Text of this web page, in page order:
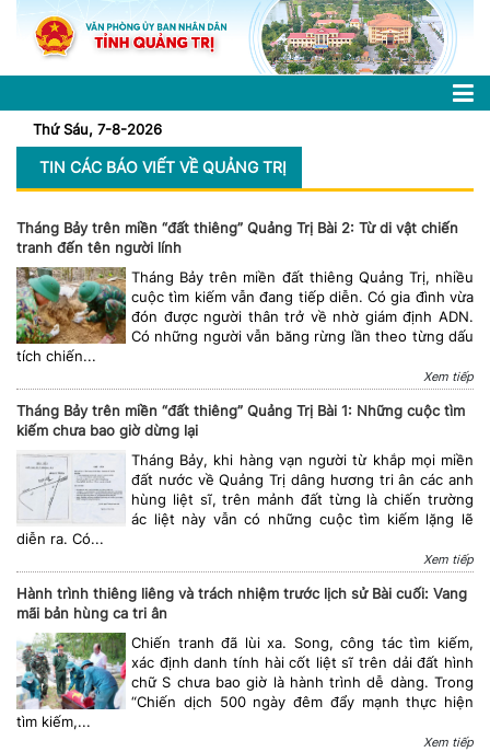
Thứ Sáu, 7-8-2026
TIN CÁC BÁO VIẾT VỀ QUẢNG TRỊ
Tháng Bảy trên miền “đất thiêng” Quảng Trị Bài 2: Từ di vật chiến
tranh đến tên người lính
Tháng Bảy trên miền đất thiêng Quảng Trị, nhiều
cuộc tìm kiếm vẫn đang tiếp diễn. Có gia đình vừa
đón được người thân trở về nhờ giám định ADN.
Có những người vẫn băng rừng lần theo từng dấu
tích chiến...
Xem tiếp
Tháng Bảy trên miền “đất thiêng” Quảng Trị Bài 1: Những cuộc tìm
kiếm chưa bao giờ dừng lại
Tháng Bảy, khi hàng vạn người từ khắp mọi miền
đất nước về Quảng Trị dâng hương tri ân các anh
hùng liệt sĩ, trên mảnh đất từng là chiến trường
ác liệt này vẫn có những cuộc tìm kiếm lặng lẽ
diễn ra. Có...
Xem tiếp
Hành trình thiêng liêng và trách nhiệm trước lịch sử Bài cuối: Vang
mãi bản hùng ca tri ân
Chiến tranh đã lùi xa. Song, công tác tìm kiếm,
xác định danh tính hài cốt liệt sĩ trên dải đất hình
chữ S chưa bao giờ là hành trình dễ dàng. Trong
“Chiến dịch 500 ngày đêm đẩy mạnh thực hiện
tìm kiếm,...
Xem tiếp